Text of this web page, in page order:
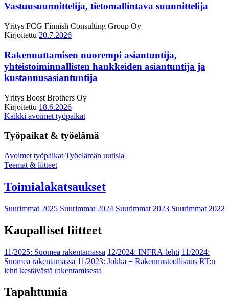
Vastuusuunnittelija, tietomallintava suunnittelija
Yritys FCG Finnish Consulting Group Oy
Kirjoitettu 20.7.2026
Rakennuttamisen nuorempi asiantuntija,
yhteistoiminnallisten hankkeiden asiantuntija ja
kustannusasiantuntija
Yritys Boost Brothers Oy
Kirjoitettu 18.6.2026
Kaikki avoimet työpaikat
Työpaikat & työelämä
Avoimet työpaikat Työelämän uutisia
Teemat & liitteet
Toimialakatsaukset
Suurimmat 2025 Suurimmat 2024 Suurimmat 2023 Suurimmat 2022
Kaupalliset liitteet
11/2025: Suomea rakentamassa 12/2024: INFRA-lehti 11/2024:
Suomea rakentamassa 11/2023: Jokka − Rakennusteollisuus RT:n
lehti kestävästä rakentamisesta
Tapahtumia